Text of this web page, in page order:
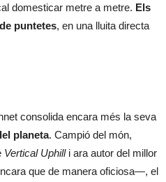
domesticar metre a metre. Els
puntetes, en una lluita directa
consolida encara més la seva
planeta. Campió del món,
Vertical Uphilli ara autor del millor
que de manera oficiosa—, el